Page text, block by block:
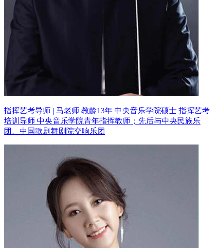
指挥艺考导师 | 马老师 教龄13年 中央音乐学院硕士 指挥艺考
培训导师 中央音乐学院青年指挥教师；先后与中央民族乐
团、中国歌剧舞剧院交响乐团